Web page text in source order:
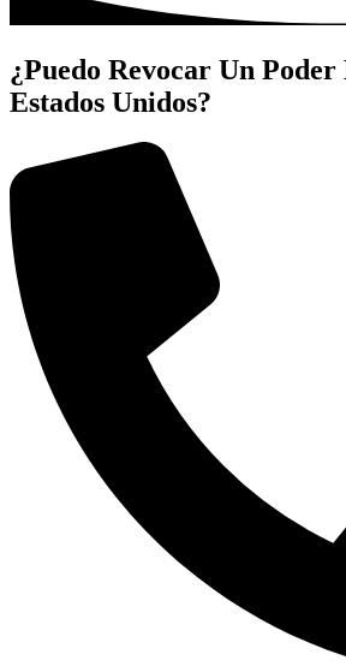
¿Puedo Revocar Un
Estados Unidos?